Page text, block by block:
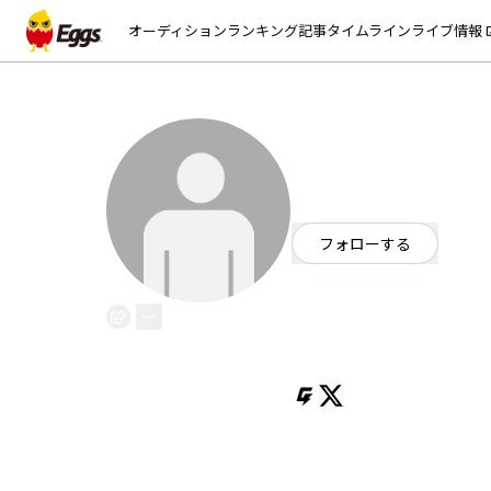
オーディションランキング記事タイムラインライブ情報
フォローする